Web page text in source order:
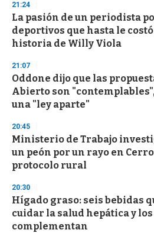
21:24
La pasión de un periodista
deportivos que hasta le
historia de Willy Viola
21:07
Oddone dijo que las
Abierto son
una "ley aparte"
20:45
Ministerio de Trabajo
un peón por un rayo en
protocolo rural
20:30
Hígado graso: seis bebidas
cuidar la salud hepática y
complementan